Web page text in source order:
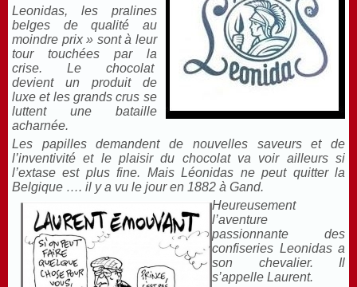
Leonidas, les pralines
belges de qualité au
moindre prix » sont à leur
tour touchées par la
crise. Le chocolat
devient un produit de
luxe et les grands crus se
luttent une bataille
acharnée.
Les papilles demandent de nouvelles saveurs et de
l’inventivité et le plaisir du chocolat va voir ailleurs si
l’extase est plus fine. Mais Léonidas ne peut quitter la
Belgique …. il y a vu le jour en 1882 à Gand.
Heureusement
l’aventure
passionnante des
confiseries Leonidas a
son chevalier. Il
s’appelle Laurent.